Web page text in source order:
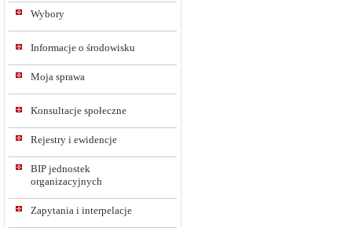
Wybory
Informacje o środowisku
Moja sprawa
Konsultacje społeczne
Rejestry i ewidencje
BIP jednostek
organizacyjnych
Zapytania i interpelacje